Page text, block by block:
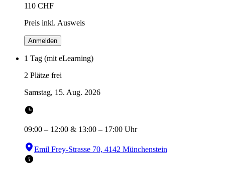
110 CHF
Preis inkl. Ausweis
Anmelden
1 Tag (mit eLearning)
2 Plätze frei
Samstag, 15. Aug. 2026
09:00 – 12:00 & 13:00 – 17:00 Uhr
Emil Frey-Strasse 70, 4142 Münchenstein